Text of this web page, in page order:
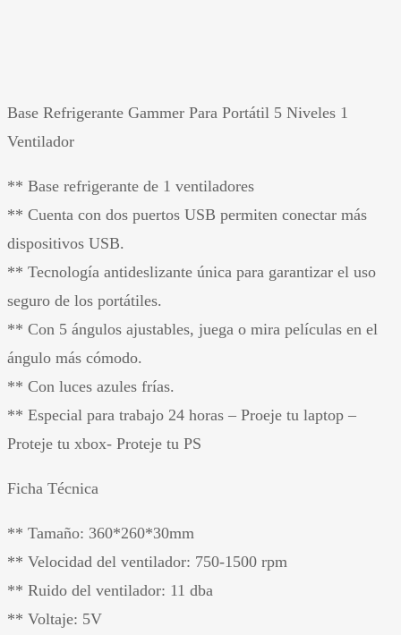
Base Refrigerante Gammer Para Portátil 5 Niveles 1
Ventilador
** Base refrigerante de 1 ventiladores
** Cuenta con dos puertos USB permiten conectar más
dispositivos USB.
** Tecnología antideslizante única para garantizar el uso
seguro de los portátiles.
** Con 5 ángulos ajustables, juega o mira películas en el
ángulo más cómodo.
** Con luces azules frías.
** Especial para trabajo 24 horas – Proeje tu laptop –
Proteje tu xbox- Proteje tu PS
Ficha Técnica
** Tamaño: 360*260*30mm
** Velocidad del ventilador: 750-1500 rpm
** Ruido del ventilador: 11 dba
** Voltaje: 5V